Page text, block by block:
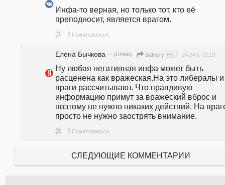
Инфа-то верная, но только тот, кто её
преподносит, является врагом.
# ! Пожаловаться
Елена Бычкова — (10986) Bathory 🇷🇺 24.04 в 09:19
Ну любая негативная инфа может быть
расценена как вражеская.На это либералы и
враги рассчитывают. Что правдивую
информацию примут за вражеский вброс и
поэтому не нужно никаких действий. На
просто не нужно заострять внимание.
# ! Пожаловаться
СЛЕДУЮЩИЕ КОММЕНТАРИИ